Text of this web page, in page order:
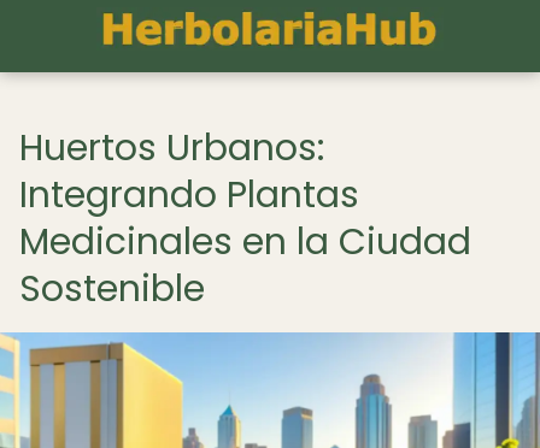
Huertos Urbanos:
Integrando Plantas
Medicinales en la Ciudad
Sostenible